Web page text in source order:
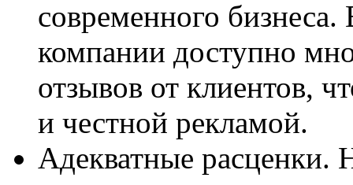
современного
компании доступно
отзывов от клиентов,
и честной рекламой.
Адекватные расценки.